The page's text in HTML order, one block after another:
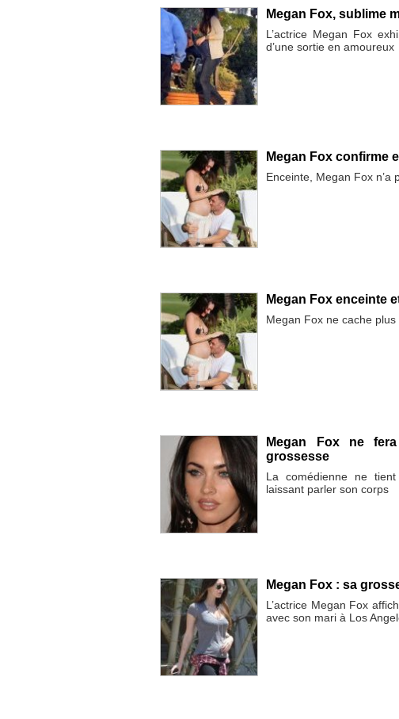
Megan Fox, sublime
L’actrice Megan Fox
d’une sortie en amoureux
Megan Fox confirme
Enceinte, Megan Fox n’a
Megan Fox enceinte
Megan Fox ne cache
Megan Fox ne
grossesse
La comédienne ne
laissant parler son corps
Megan Fox : sa
L’actrice Megan Fox
avec son mari à Los